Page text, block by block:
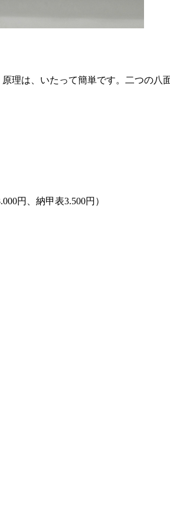
理は、いたって簡単です。二つの
円、納甲表3.500円）